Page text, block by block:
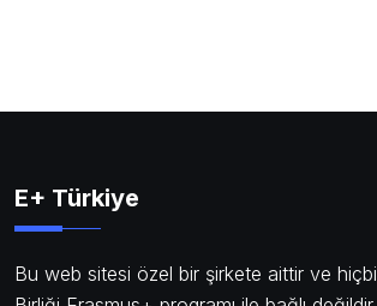
E+ Türkiye
Bu web sitesi özel bir şirkete aittir ve